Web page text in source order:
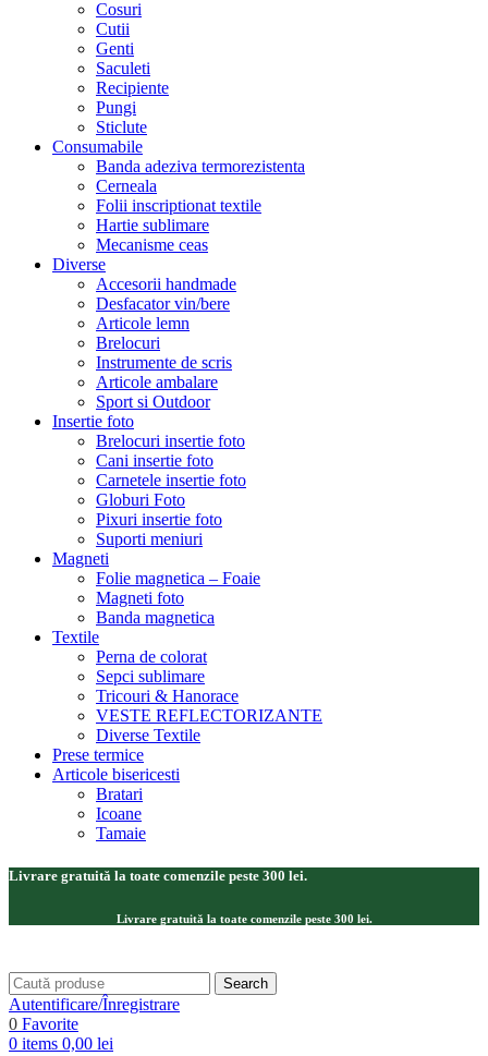
Cosuri
Cutii
Genti
Saculeti
Recipiente
Pungi
Sticlute
Consumabile
Banda adeziva termorezistenta
Cerneala
Folii inscriptionat textile
Hartie sublimare
Mecanisme ceas
Diverse
Accesorii handmade
Desfacator vin/bere
Articole lemn
Brelocuri
Instrumente de scris
Articole ambalare
Sport si Outdoor
Insertie foto
Brelocuri insertie foto
Cani insertie foto
Carnetele insertie foto
Globuri Foto
Pixuri insertie foto
Suporti meniuri
Magneti
Folie magnetica – Foaie
Magneti foto
Banda magnetica
Textile
Perna de colorat
Sepci sublimare
Tricouri & Hanorace
VESTE REFLECTORIZANTE
Diverse Textile
Prese termice
Articole bisericesti
Bratari
Icoane
Tamaie
Livrare gratuită la toate comenzile peste 300 lei.
Livrare gratuită la toate comenzile peste 300 lei.
Search
Autentificare/Înregistrare
0 Favorite
0 items 0,00 lei